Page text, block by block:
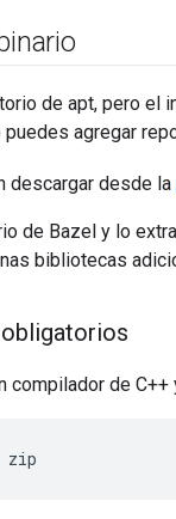
de apt, pero
puedes agregar
descargar desde la
de Bazel y lo
bibliotecas
compilador de
zip